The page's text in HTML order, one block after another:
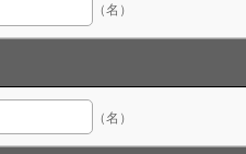
（名）
（名）